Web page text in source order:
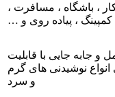
، باشگاه ، مسافرت ،
کمپینگ ، پیاده روی و …
جابه جایی با قابلیت
نوشیدنی های گرم
و سرد